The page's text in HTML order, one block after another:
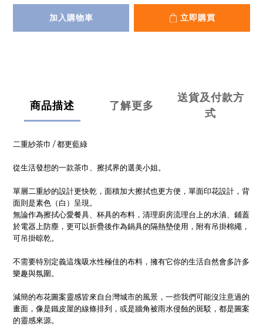
加入購物車 立即購買
商品描述 了解更多
送貨及付款方
式
二重紗茶巾 / 都更藍綠
從生活發想的一款茶巾、擦拭界的選美小姐。
單層二重紗的設計更快乾，面積加大擦拭也更方便，單面印花設計，背
面則是素色（白）呈現。
無論作為擦拭心愛餐具、杯具的布料，清理廚房流理台上的水漬、鋪蓋
於電器上防塵，更可以折疊後作為鍋具的隔熱墊使用，附有吊掛棉繩，
可吊掛晾乾。
不需要特別定義這塊吸水性極佳的布料，擁有它你的生活自然會多許多
樂趣與氛圍。
減簡的布花圖案靈感皆來自台灣城市的風景，一些我們可能沒注意過的
畫面，像是鐵皮屋的線條排列，或是牆角被雨水侵蝕的斑駁，都是圖案
的靈感來源。